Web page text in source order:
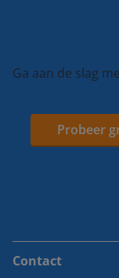
Ga aan de slag
Probeer
Contact